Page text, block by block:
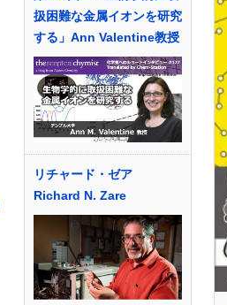
扱困難な金属イオンを研究
する」Ann Valentine教授
リチャード・ゼア
Richard N. Zare